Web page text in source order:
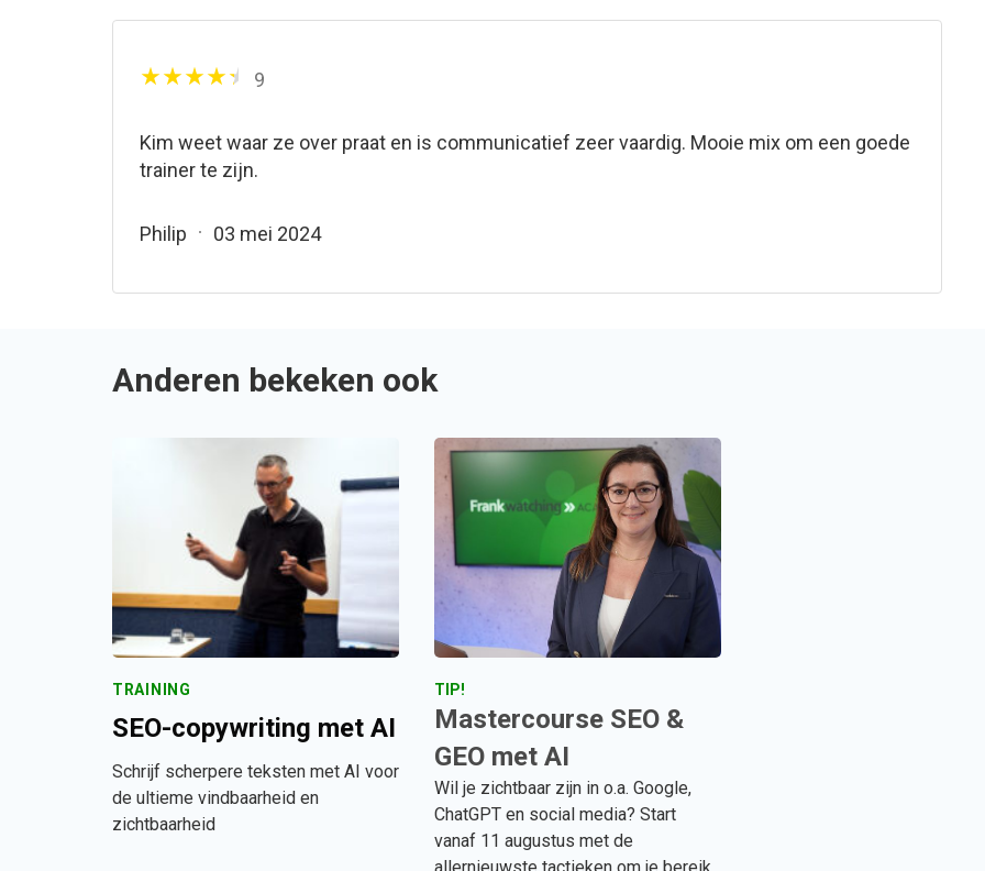
9
Kim weet waar ze over praat en is communicatief zeer vaardig. Mooie mix om een goede
trainer te zijn.
Philip 03 mei 2024
Anderen bekeken ook
TRAINING
SEO-copywriting met AI
Schrijf scherpere teksten met AI voor
de ultieme vindbaarheid en
zichtbaarheid
TIP!
Mastercourse SEO &
GEO met AI
Wil je zichtbaar zijn in o.a. Google,
ChatGPT en social media? Start
vanaf 11 augustus met de